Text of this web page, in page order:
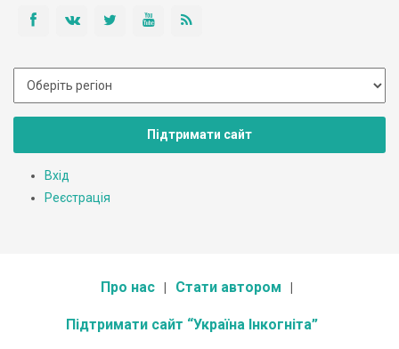
Підтримати сайт
Вхід
Реєстрація
Про нас Стати автором
Підтримати сайт “Україна Інкогніта”